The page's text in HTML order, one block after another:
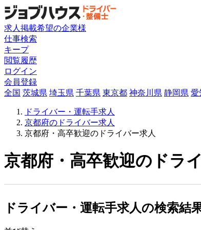
求人掲載希望の企業様
仕事検索
キープ
閲覧履歴
ログイン
会員登録
全国 茨城県 埼玉県 千葉県 東京都 神奈川県 静岡県 愛
ドライバー・運転手求人
京都府のドライバー求人
京都府・高卒歓迎のドライバー求人
京都府・高卒歓迎のドラ
ドライバー・運転手求人の検索結